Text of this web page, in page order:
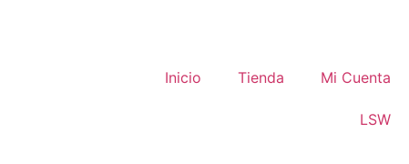
Inicio Tienda Mi Cuenta
LSW